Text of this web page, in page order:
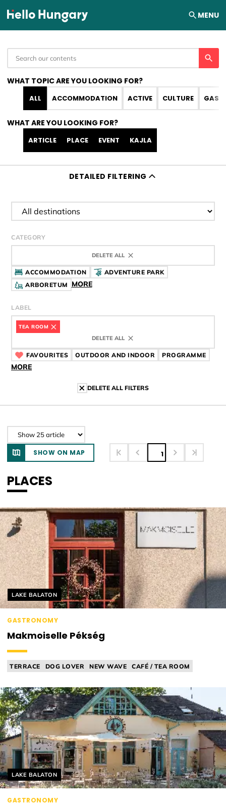
Skip to content MENU
WHAT TOPIC ARE YOU LOOKING FOR?
ALL ACCOMMODATION ACTIVE CULTURE
WHAT ARE YOU LOOKING FOR?
ARTICLE PLACE EVENT KAJLA
DETAILED FILTERING
Filter destination
CATEGORY
DELETE ALL
ACCOMMODATION
ADVENTURE PARK
ARBORETUM
MORE
LABEL
TEA ROOM CÍMKE
DELETE ALL
FAVOURITES CÍMKE
OUTDOOR AND INDOOR CÍMKE
PROGRAMME
MORE
DELETE ALL FILTERS
SHOW ON MAP 1
PLACES
Helyszín címkék:
LAKE BALATON
GASTRONOMY
Makmoiselle Pékség
TERRACE DOG LOVER NEW WAVE
CAFÉ / TEA ROOM
Helyszín címkék:
LAKE BALATON
GASTRONOMY